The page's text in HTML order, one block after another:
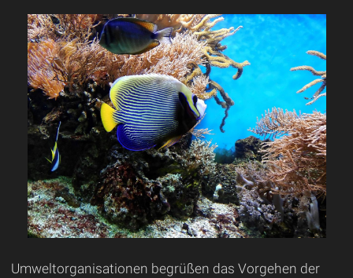
Umweltorganisationen begrüßen das Vorgehen der